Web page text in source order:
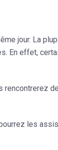
jour. La
En effet,
les